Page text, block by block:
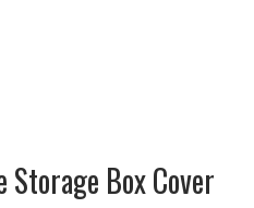
Box Cover